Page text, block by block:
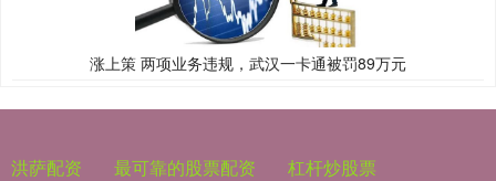
涨上策 两项业务违规，武汉一卡通被罚89万元
洪萨配资 最可靠的股票配资
杠杆炒股票